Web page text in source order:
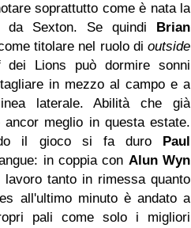
soprattutto come è nata la
da Sexton. Se quindi Brian
titolare nel ruolo di outside
Lions può dormire sonni
in mezzo al campo e a
laterale. Abilità che già
meglio in questa estate.
il gioco si fa duro Paul
in coppia con Alun Wyn
tanto in rimessa quanto
all'ultimo minuto è andato a
pali come solo i migliori